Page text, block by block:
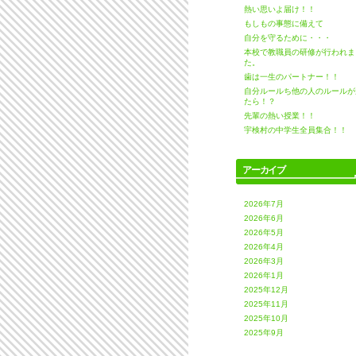
熱い思いよ届け！！
もしもの事態に備えて
自分を守るために・・・
本校で教職員の研修が行われ
た。
歯は一生のパートナー！！
自分ルールち他の人のルール
たら！？
先輩の熱い授業！！
宇検村の中学生全員集合！！
アーカイブ
2026年7月
2026年6月
2026年5月
2026年4月
2026年3月
2026年1月
2025年12月
2025年11月
2025年10月
2025年9月